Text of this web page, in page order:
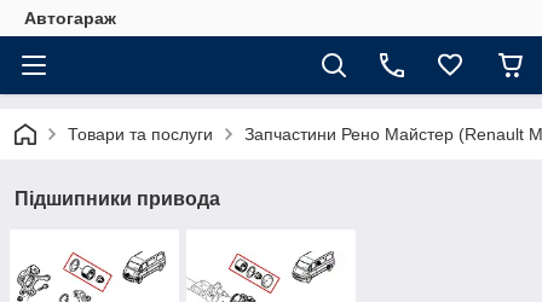
Автогараж
Товари та послуги Запчастини Рено Майстер (Renault
Підшипники привода